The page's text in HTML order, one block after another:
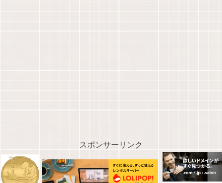
スポンサーリンク